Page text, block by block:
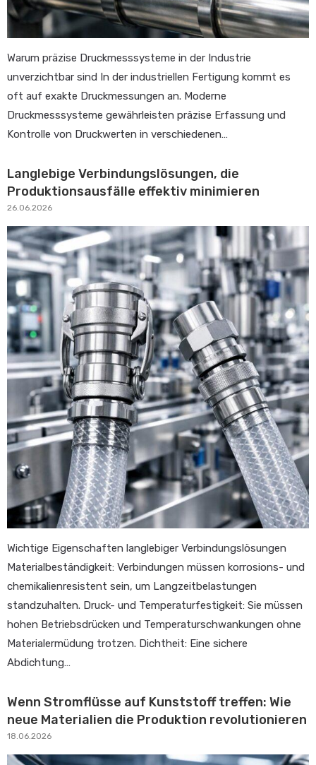
Warum präzise Druckmesssysteme in der Industrie
unverzichtbar sind In der industriellen Fertigung kommt es
oft auf exakte Druckmessungen an. Moderne
Druckmesssysteme gewährleisten präzise Erfassung und
Kontrolle von Druckwerten in verschiedenen…
Langlebige Verbindungslösungen, die
Produktionsausfälle effektiv minimieren
26.06.2026
Wichtige Eigenschaften langlebiger Verbindungslösungen
Materialbeständigkeit: Verbindungen müssen korrosions- und
chemikalienresistent sein, um Langzeitbelastungen
standzuhalten. Druck- und Temperaturfestigkeit: Sie müssen
hohen Betriebsdrücken und Temperaturschwankungen ohne
Materialermüdung trotzen. Dichtheit: Eine sichere
Abdichtung…
Wenn Stromflüsse auf Kunststoff treffen: Wie
neue Materialien die Produktion revolutionieren
18.06.2026